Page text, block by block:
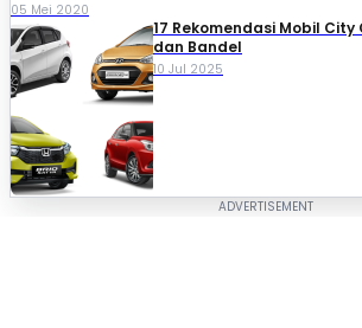
05 Mei 2020
17 Rekomendasi Mobil City
dan Bandel
10 Jul 2025